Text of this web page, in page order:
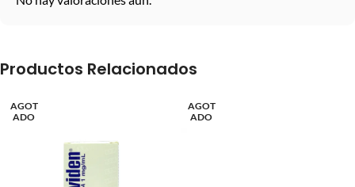
Productos Relacionados
AGOT
ADO
AGOT
ADO